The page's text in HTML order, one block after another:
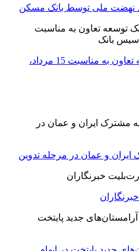
پیام مدیرعامل بانک توسعه تعاون به مناسبت 15 مرداد،
ایران و عمان در مرحله تدوین